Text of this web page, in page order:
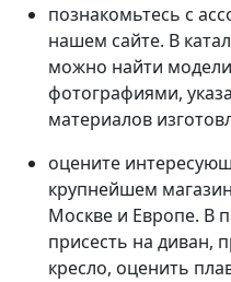
познакомьтесь с
нашем сайте. В
можно найти модели
фотографиями,
материалов
оцените
крупнейшем
Москве и Европе. В
присесть на диван,
кресло, оценить